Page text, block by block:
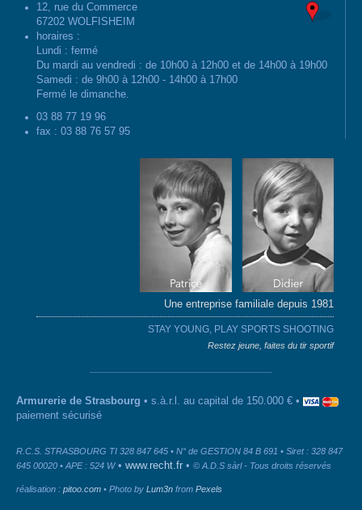
12, rue du Commerce
67202 WOLFISHEIM
horaires :
Lundi : fermé
Du mardi au vendredi : de 10h00 à 12h00 et de 14h00 à 19h00
Samedi : de 9h00 à 12h00 - 14h00 à 17h00
Fermé le dimanche.
03 88 77 19 96
fax : 03 88 76 57 95
Une entreprise familiale depuis 1981
STAY YOUNG, PLAY SPORTS SHOOTING
Restez jeune, faites du tir sportif
Armurerie de Strasbourg • s.à.r.l. au capital de 150.000 € •
paiement sécurisé
R.C.S. STRASBOURG TI 328 847 645 • N° de GESTION 84 B 691 • Siret : 328 847
645 00020 • APE : 524 W• www.recht.fr • © A.D.S sàrl - Tous droits réservés
réalisation : pitoo.com • Photo by Lum3n from Pexels